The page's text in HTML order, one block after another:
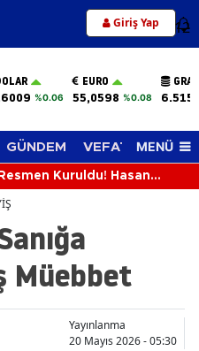
Giriş Yap 12
%0.06
EURO
55,0598 %0.08
GÜNDEM VEFAT EDENLER
MENÜ
Kuruldu! Hasan
Müebbet
Yayınlanma
20 Mayıs 2026 - 05:30